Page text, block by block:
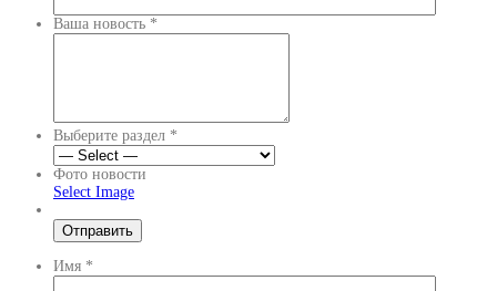
Ваша новость *
Выберите раздел *
Фото новости
Select Image
Имя *